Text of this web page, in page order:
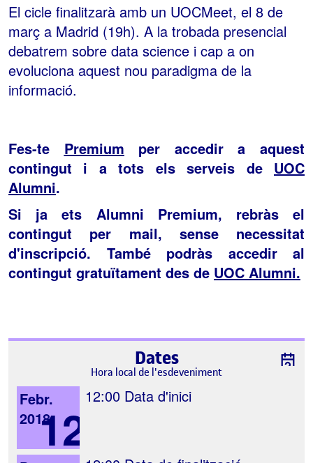
El cicle finalitzarà amb un UOCMeet, el 8 de
març a Madrid (19h). A la trobada presencial
debatrem sobre data science i cap a on
evoluciona aquest nou paradigma de la
informació.
Fes-te Premium per accedir a aquest
contingut i a tots els serveis de UOC
Alumni.
Si ja ets Alumni Premium, rebràs el
contingut per mail, sense necessitat
d'inscripció. També podràs accedir al
contingut gratuïtament des de UOC Alumni.
Dates
Hora local de l'esdeveniment
Febr.
201812
12:00 Data d'inici